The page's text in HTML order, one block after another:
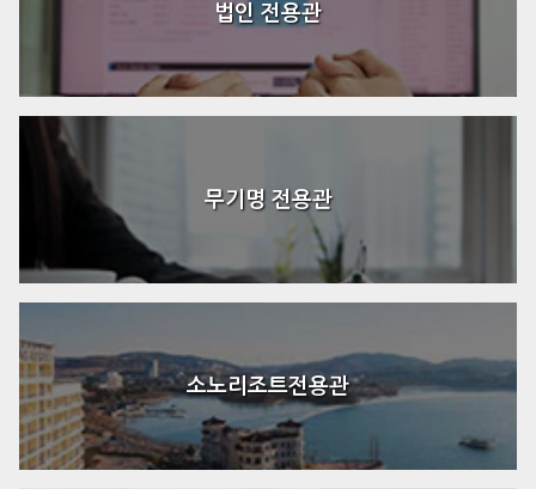
법인 전용관
무기명 전용관
소노리조트전용관